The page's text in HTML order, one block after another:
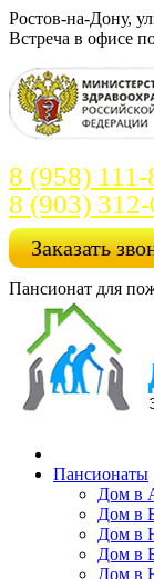
Перейти
к
Ростов-на-Дону,
Встреча в офисе
8 (958)
8 (903)
Заказать
Пансионат для
Пансионаты
Дом в
Дом в
Дом в
Дом в
Дом в